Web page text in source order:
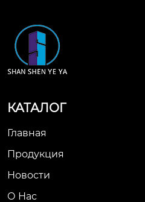
КАТАЛОГ
Главная
Продукция
Новости
О Нас